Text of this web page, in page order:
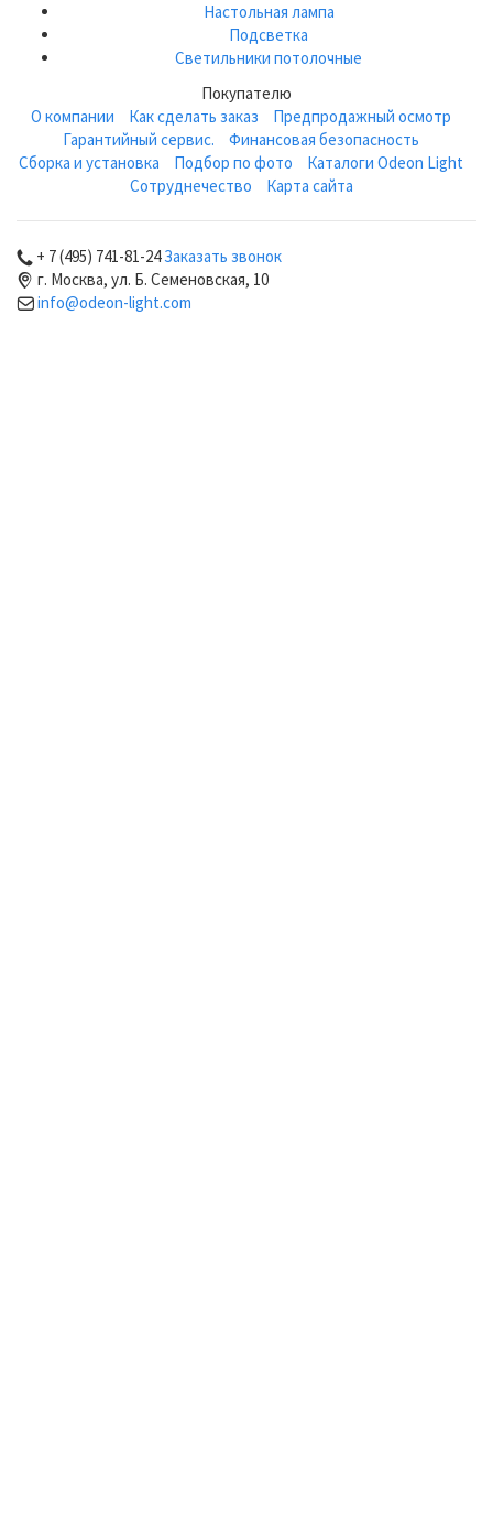
Настольная лампа
Подсветка
Светильники потолочные
Покупателю
О компании
Как сделать заказ
Предпродажный осмотр
Гарантийный сервис.
Финансовая безопасность
Сборка и установка
Подбор по фото
Каталоги Odeon Light
Сотруднечество
Карта сайта
+ 7 (495) 741-81-24Заказать звонок
г. Москва, ул. Б. Семеновская, 10
info@odeon-light.com